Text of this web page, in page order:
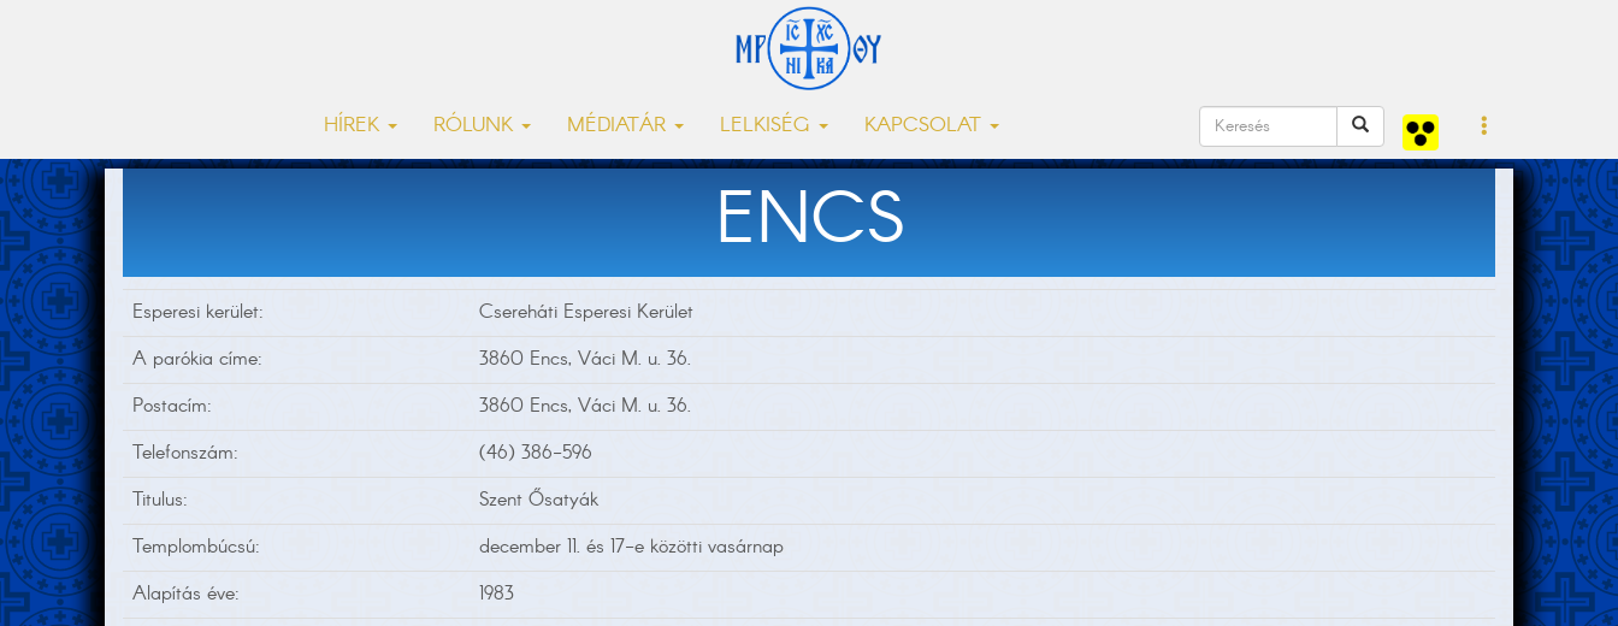
HÍREK RÓLUNK MÉDIATÁR LELKISÉG KAPCSOLAT
ENCS
Esperesi kerület:
Csereháti Esperesi Kerület
A parókia címe:
3860 Encs, Váci M. u. 36.
Postacím:
3860 Encs, Váci M. u. 36.
Telefonszám:
(46) 386-596
Titulus:
Szent Ősatyák
Templombúcsú:
december 11. és 17-e közötti vasárnap
Alapítás éve:
1983